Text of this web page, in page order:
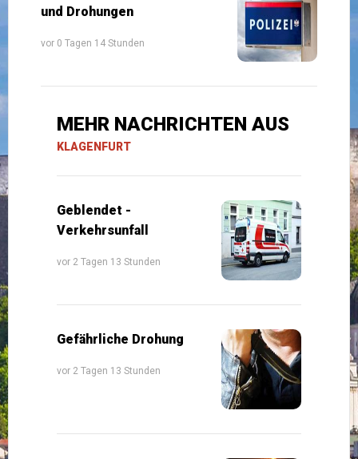
und Drohungen
vor 0 Tagen 14 Stunden
MEHR NACHRICHTEN AUS
KLAGENFURT
Geblendet -
Verkehrsunfall
vor 2 Tagen 13 Stunden
Gefährliche Drohung
vor 2 Tagen 13 Stunden